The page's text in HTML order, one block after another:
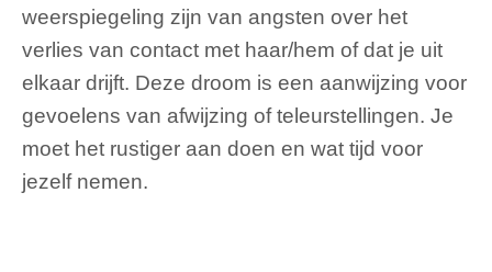
weerspiegeling zijn van angsten over het
verlies van contact met haar/hem of dat je uit
elkaar drijft. Deze droom is een aanwijzing voor
gevoelens van afwijzing of teleurstellingen. Je
moet het rustiger aan doen en wat tijd voor
jezelf nemen.